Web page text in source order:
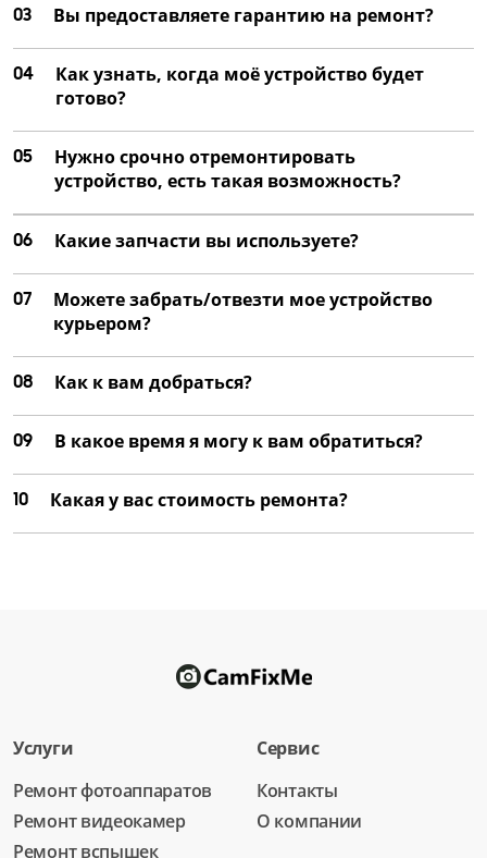
03 Вы предоставляете гарантию на ремонт?
04
Как узнать, когда моё устройство будет
готово?
05
Нужно срочно отремонтировать
устройство, есть такая возможность?
06 Какие запчасти вы используете?
07
Можете забрать/отвезти мое устройство
курьером?
08 Как к вам добраться?
09 В какое время я могу к вам обратиться?
10 Какая у вас стоимость ремонта?
Услуги
Ремонт фотоаппаратов
Ремонт видеокамер
Ремонт вспышек
Сервис
Контакты
О компании